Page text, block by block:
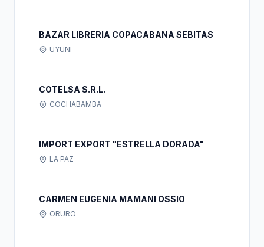
BAZAR LIBRERIA COPACABANA SEBITAS
UYUNI
COTELSA S.R.L.
COCHABAMBA
IMPORT EXPORT "ESTRELLA DORADA"
LA PAZ
CARMEN EUGENIA MAMANI OSSIO
ORURO